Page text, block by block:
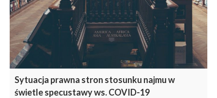
Sytuacja prawna stron stosunku najmu w
świetle specustawy ws. COVID-19